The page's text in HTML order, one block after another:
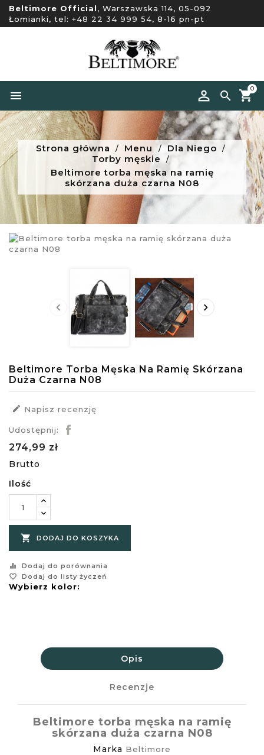
Beltimore Official, Warszawska 114, 05-092
Łomianki, tel: +48 22 34 999 54, 8-16 pn-pt


0
Strona główna Menu
Dla Niego
Torby męskie
Beltimore torba męska na ramię
skórzana duża czarna N08
 
Beltimore Torba Męska Na Ramię Skórzana
Duża Czarna N08
 Napisz recenzję
Udostępnij:
274,99 zł
Brutto
Ilość
 DODAJ DO KOSZYKA
equalizer
Dodaj do porównania
favorite_border
Dodaj do listy życzeń
Wybierz kolor:
Opis
Recenzje
Beltimore torba męska na ramię
skórzana duża czarna N08
Marka Beltimore